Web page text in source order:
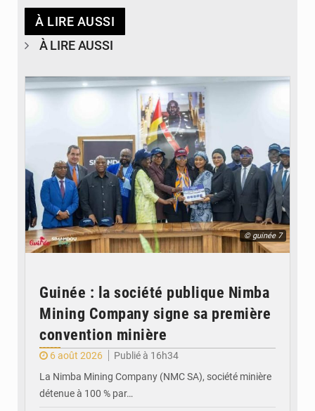
À LIRE AUSSI
À LIRE AUSSI
© guinée 7
Guinée : la société publique Nimba
Mining Company signe sa première
convention minière
6 août 2026
Publié à 16h34
La Nimba Mining Company (NMC SA), société minière
détenue à 100 % par…